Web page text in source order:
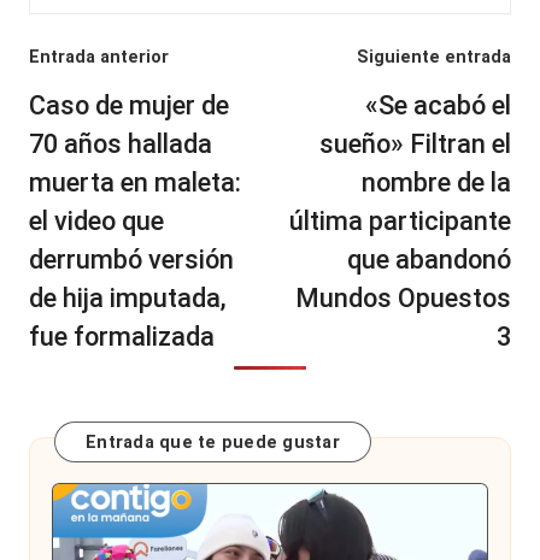
Navegación
de
entradas
Entrada anterior
Caso de mujer de
70 años hallada
muerta en maleta:
el video que
derrumbó versión
de hija imputada,
fue formalizada
Siguiente entrada
«Se acabó el
sueño» Filtran el
nombre de la
última participante
que abandonó
Mundos Opuestos
3
Entrada que te puede gustar